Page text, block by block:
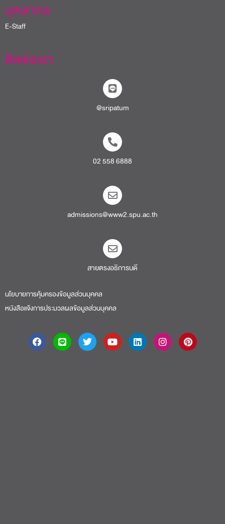
บุคลากร
E-Staff
ติดต่อเรา
@sripatum
02 558 6888
admissions@www2.spu.ac.th
สายตรงอธิการบดี​
นโยบายการคุ้มครองข้อมูลส่วนบุคคล
หนังสือแจ้งการประมวลผลข้อมูลส่วนบุคคล